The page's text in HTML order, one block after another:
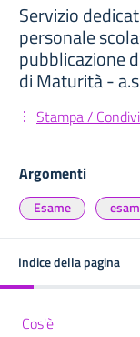
Servizio
personale
pubblicazione
di Maturità -
Stampa /
Argomenti
Esame
Indice della pagina
Cos'è